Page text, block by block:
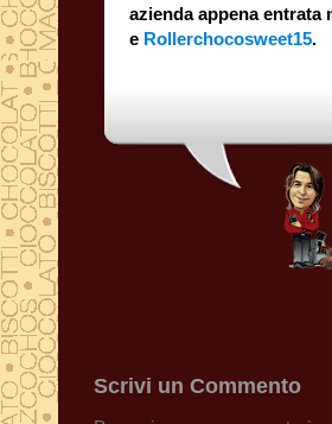
azienda appena
e Rollerchocosweet15.
Scrivi un Commento